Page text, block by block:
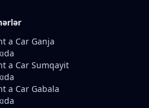
a Car Ganja
a Car Sumqayit
a Car Gabala